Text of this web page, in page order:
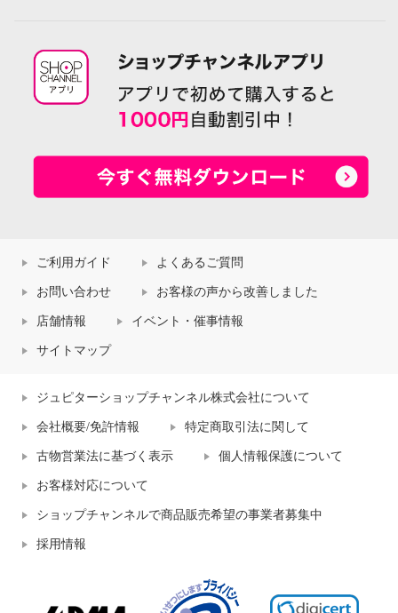
ご利用ガイド よくあるご質問
お問い合わせ お客様の声から改善しました
店舗情報 イベント・催事情報
サイトマップ
ジュピターショップチャンネル株式会社について
会社概要/免許情報 特定商取引法に関して
古物営業法に基づく表示 個人情報保護について
お客様対応について
ショップチャンネルで商品販売希望の事業者募集中
採用情報